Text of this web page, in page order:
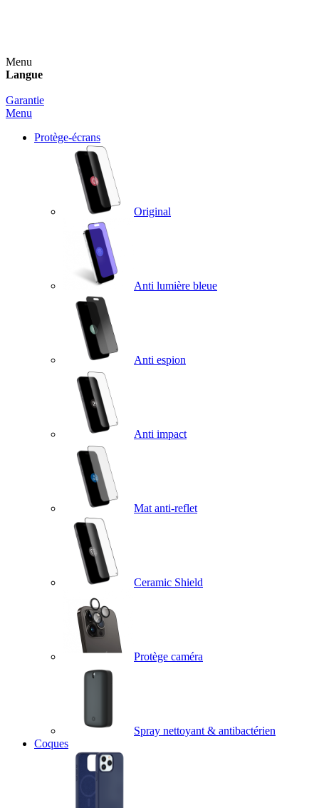
Menu
Langue
Garantie
Menu
Protège-écrans
Original
Anti lumière bleue
Anti espion
Anti impact
Mat anti-reflet
Ceramic Shield
Protège caméra
Spray nettoyant & antibactérien
Coques